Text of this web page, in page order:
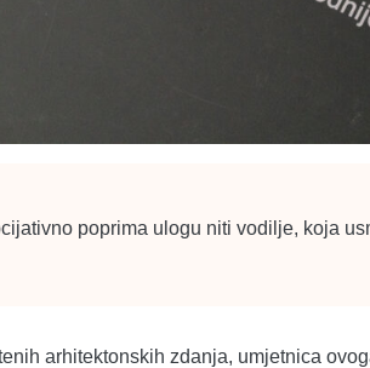
poprima ulogu niti vodilje, koja
arhitektonskih zdanja, umjetnica